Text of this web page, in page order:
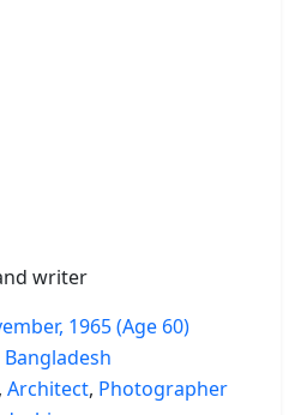
writer
1965 (Age 60)
Bangladesh
, Architect, Photographer